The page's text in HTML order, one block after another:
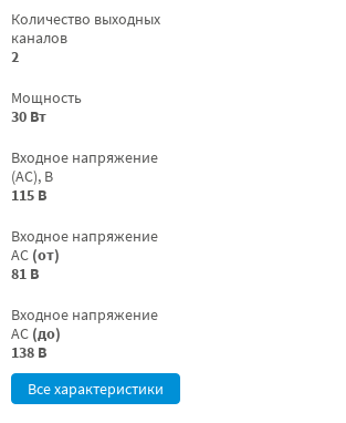
Количество выходных
каналов
2
Мощность
30 Вт
Входное напряжение
(AC), В
115 В
Входное напряжение
AC (от)
81 В
Входное напряжение
AC (до)
138 В
Все характеристики